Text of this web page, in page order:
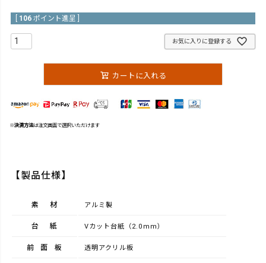
106 ポイント進呈 ]
お気に入りに登録する
カートに入れる
※決済方法は注文画面で選択いただけます
【製品仕様】
素材 アルミ製
台紙 Vカット台紙（2.0mm）
前面板 透明アクリル板